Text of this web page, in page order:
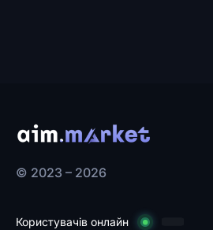
© 2023 – 2026
Користувачів онлайн